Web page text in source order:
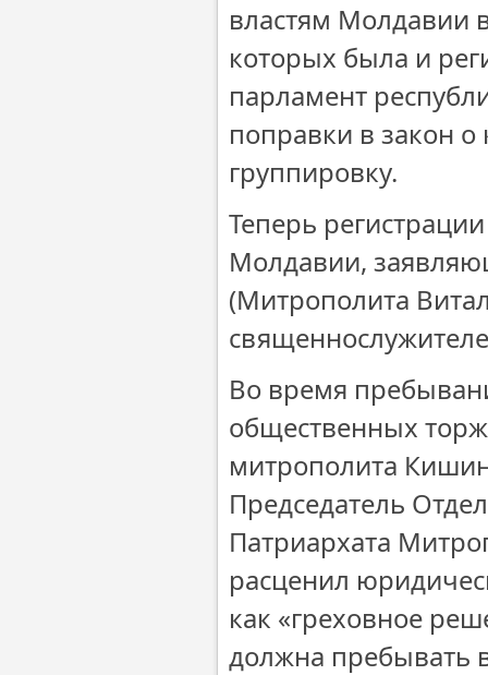
властям Молдавии
которых была и
парламент
поправки в закон о
группировку.
Теперь
Молдавии,
(Митрополита
Во время
общественных
митрополита
Председатель
Патриархата
расценил
как «греховное
должна пребывать